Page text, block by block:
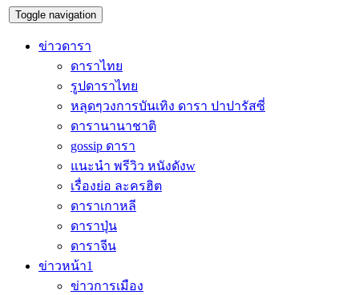
Toggle navigation
ข่าวดารา
ดาราไทย
รูปดาราไทย
หลุดๆวงการบันเทิง ดารา ปาปารัสซี่
ดารานานาชาติ
gossip ดารา
แนะนำ พรีวิว หนังดังw
เรื่องย่อ ละครฮิต
ดาราเกาหลี
ดาราปุ่น
ดาราจีน
ข่าวหน้า1
ข่าวการเมือง